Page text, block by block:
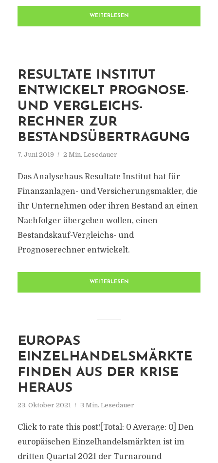
WEITERLESEN
RESULTATE INSTITUT
ENTWICKELT PROGNOSE-
UND VERGLEICHS-
RECHNER ZUR
BESTANDSÜBERTRAGUNG
7. Juni 2019 2 Min. Lesedauer
Das Analysehaus Resultate Institut hat für
Finanzanlagen- und Versicherungsmakler, die
ihr Unternehmen oder ihren Bestand an einen
Nachfolger übergeben wollen, einen
Bestandskauf-Vergleichs- und
Prognoserechner entwickelt.
WEITERLESEN
EUROPAS
EINZELHANDELSMÄRKTE
FINDEN AUS DER KRISE
HERAUS
23. Oktober 2021 3 Min. Lesedauer
Click to rate this post![Total: 0 Average: 0] Den
europäischen Einzelhandelsmärkten ist im
dritten Quartal 2021 der Turnaround